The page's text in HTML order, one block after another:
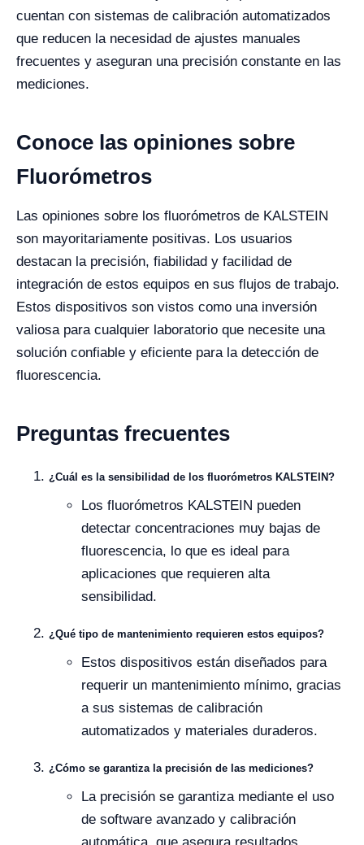
cuentan con sistemas de calibración automatizados
que reducen la necesidad de ajustes manuales
frecuentes y aseguran una precisión constante en las
mediciones.
Conoce las opiniones sobre
Fluorómetros
Las opiniones sobre los fluorómetros de KALSTEIN
son mayoritariamente positivas. Los usuarios
destacan la precisión, fiabilidad y facilidad de
integración de estos equipos en sus flujos de trabajo.
Estos dispositivos son vistos como una inversión
valiosa para cualquier laboratorio que necesite una
solución confiable y eficiente para la detección de
fluorescencia.
Preguntas frecuentes
¿Cuál es la sensibilidad de los fluorómetros KALSTEIN?
Los fluorómetros KALSTEIN pueden
detectar concentraciones muy bajas de
fluorescencia, lo que es ideal para
aplicaciones que requieren alta
sensibilidad.
¿Qué tipo de mantenimiento requieren estos equipos?
Estos dispositivos están diseñados para
requerir un mantenimiento mínimo, gracias
a sus sistemas de calibración
automatizados y materiales duraderos.
¿Cómo se garantiza la precisión de las mediciones?
La precisión se garantiza mediante el uso
de software avanzado y calibración